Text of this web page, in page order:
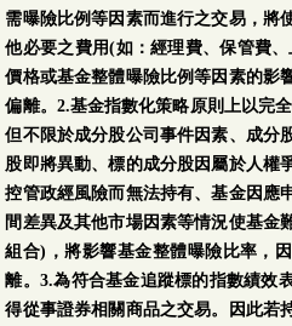
需曝險比例等因素而進行之交易，將
他必要之費用(如：經理費、保管費
價格或基金整體曝險比例等因素的影
偏離。2.基金指數化策略原則上以完
但不限於成分股公司事件因素、成分
股即將異動、標的成分股因屬於人權
控管政經風險而無法持有、基金因應
間差異及其他市場因素等情況使基金
組合)，將影響基金整體曝險比率，
離。3.為符合基金追蹤標的指數績效
得從事證券相關商品之交易。因此若